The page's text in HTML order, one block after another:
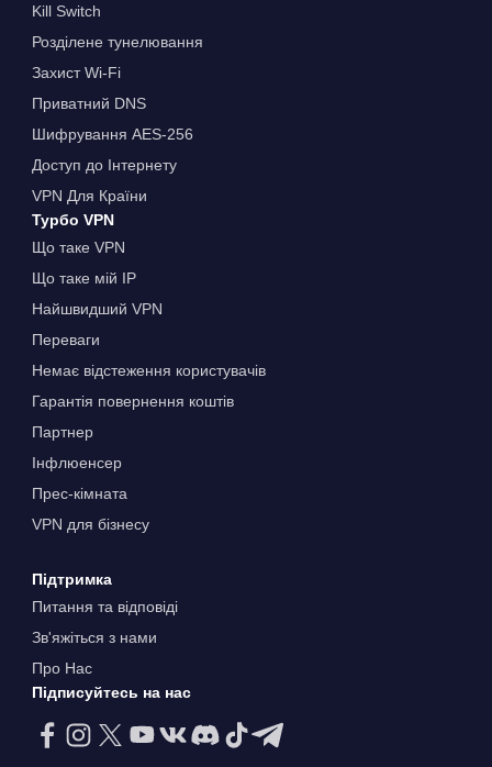
Kill Switch
Розділене тунелювання
Захист Wi-Fi
Приватний DNS
Шифрування AES-256
Доступ до Інтернету
VPN Для Країни
Турбо VPN
Що таке VPN
Що таке мій IP
Найшвидший VPN
Переваги
Немає відстеження користувачів
Гарантія повернення коштів
Партнер
Інфлюенсер
Прес-кімната
VPN для бізнесу
Підтримка
Питання та відповіді
Зв'яжіться з нами
Про Нас
Підписуйтесь на нас